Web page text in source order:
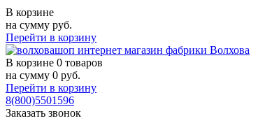
В корзине
на сумму руб.
Перейти в корзину
В корзине 0 товаров
на сумму 0 руб.
Перейти в корзину
8(800)5501596
Заказать звонок